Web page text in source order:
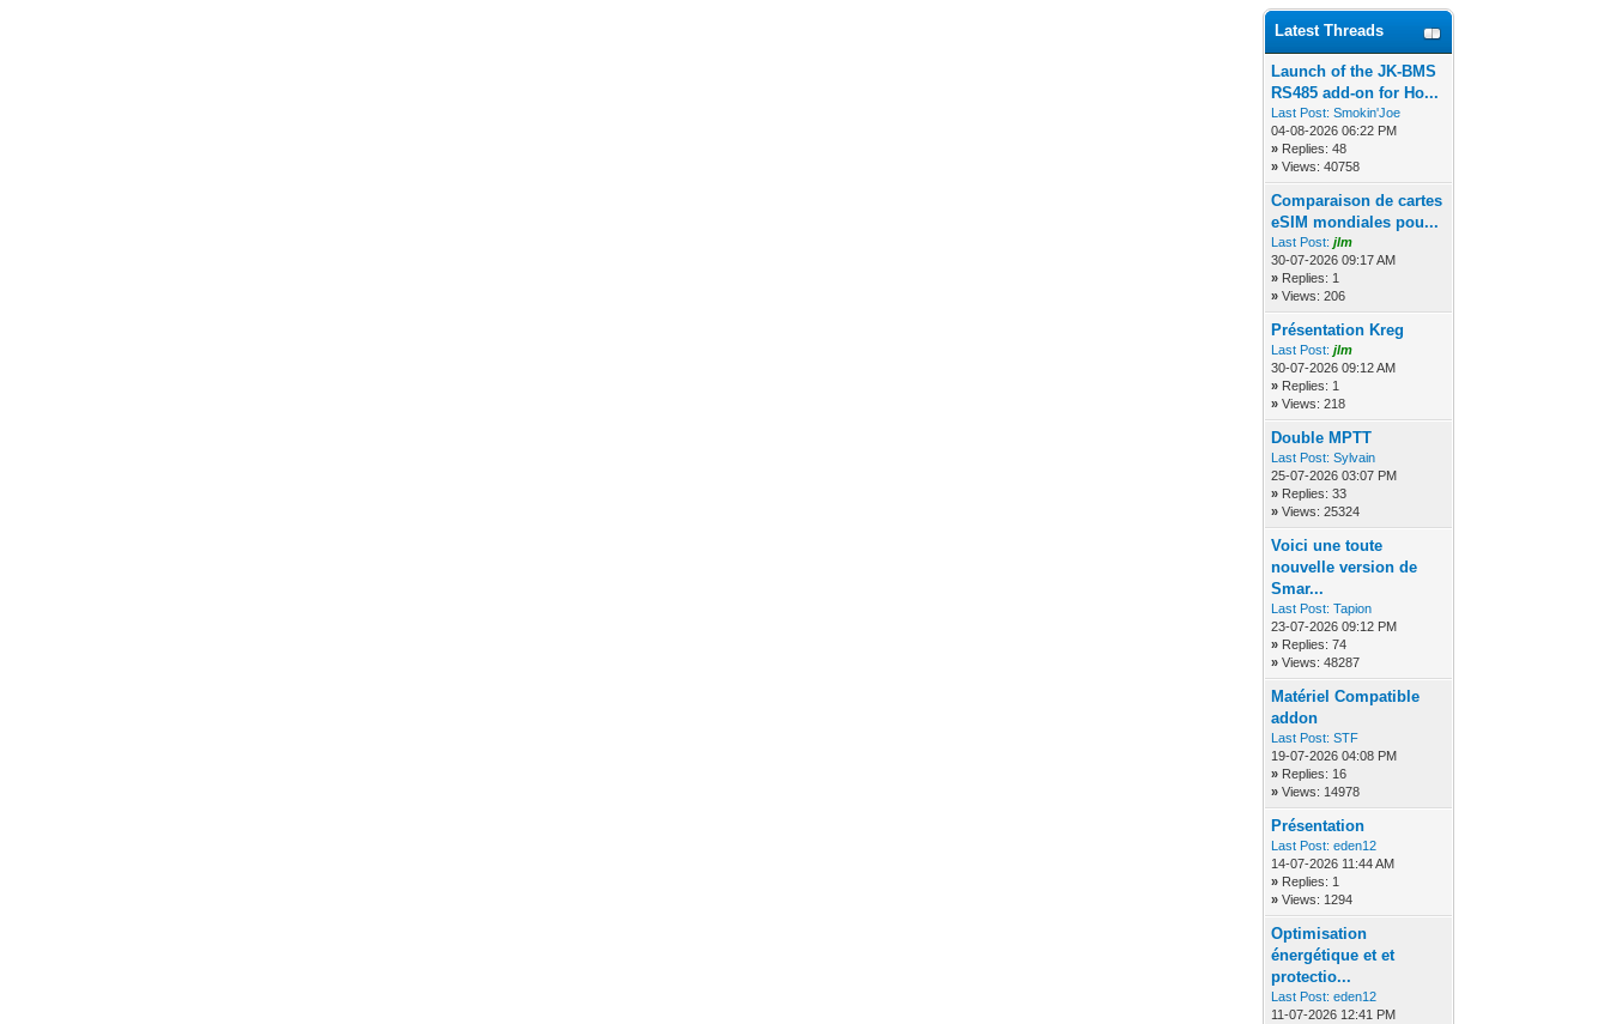
Latest Threads
Launch of the JK-BMS
RS485 add-on for Ho...
Last Post: Smokin'Joe
04-08-2026 06:22 PM
» Replies: 48
»Views: 40758
Comparaison de cartes
eSIM mondiales pou...
Last Post: jlm
30-07-2026 09:17 AM
» Replies: 1
»Views: 206
Présentation Kreg
Last Post: jlm
30-07-2026 09:12 AM
» Replies: 1
»Views: 218
Double MPTT
Last Post: Sylvain
25-07-2026 03:07 PM
» Replies: 33
»Views: 25324
Voici une toute
nouvelle version de
Smar...
Last Post: Tapion
23-07-2026 09:12 PM
» Replies: 74
»Views: 48287
Matériel Compatible
addon
Last Post: STF
19-07-2026 04:08 PM
» Replies: 16
»Views: 14978
Présentation
Last Post: eden12
14-07-2026 11:44 AM
» Replies: 1
»Views: 1294
Optimisation
énergétique et et
protectio...
Last Post: eden12
11-07-2026 12:41 PM